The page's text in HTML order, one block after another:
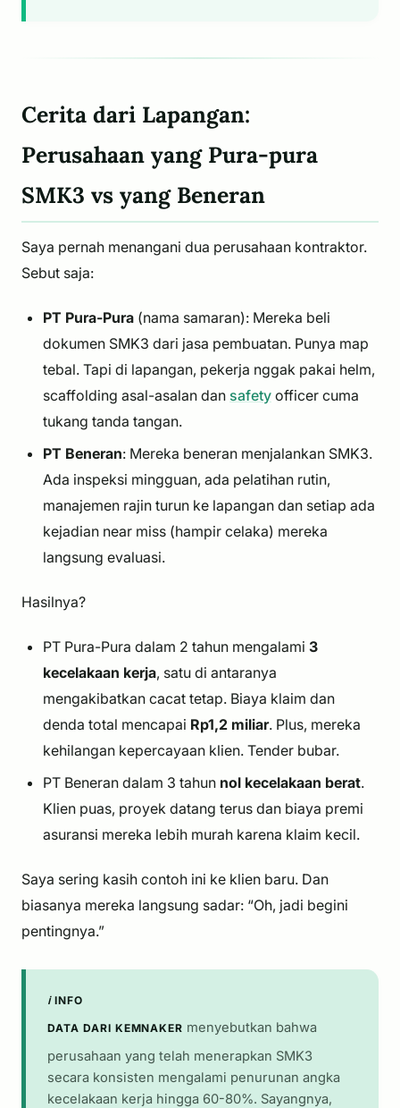
Cerita dari Lapangan:
Perusahaan yang Pura-pura
SMK3 vs yang Beneran
Saya pernah menangani dua perusahaan kontraktor.
Sebut saja:
PT Pura-Pura (nama samaran): Mereka beli
dokumen SMK3 dari jasa pembuatan. Punya map
tebal. Tapi di lapangan, pekerja nggak pakai helm,
scaffolding asal-asalan dan safety officer cuma
tukang tanda tangan.
PT Beneran: Mereka beneran menjalankan SMK3.
Ada inspeksi mingguan, ada pelatihan rutin,
manajemen rajin turun ke lapangan dan setiap ada
kejadian near miss (hampir celaka) mereka
langsung evaluasi.
Hasilnya?
PT Pura-Pura dalam 2 tahun mengalami 3
kecelakaan kerja, satu di antaranya
mengakibatkan cacat tetap. Biaya klaim dan
denda total mencapai Rp1,2 miliar. Plus, mereka
kehilangan kepercayaan klien. Tender bubar.
PT Beneran dalam 3 tahun nol kecelakaan berat.
Klien puas, proyek datang terus dan biaya premi
asuransi mereka lebih murah karena klaim kecil.
Saya sering kasih contoh ini ke klien baru. Dan
biasanya mereka langsung sadar: “Oh, jadi begini
pentingnya.”
ℹ️ INFO
DATA DARI KEMNAKER menyebutkan bahwa
perusahaan yang telah menerapkan SMK3
secara konsisten mengalami penurunan angka
kecelakaan kerja hingga 60-80%. Sayangnya,